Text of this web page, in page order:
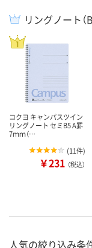
リングノート
コクヨ キャンパスツイン
リングノート セミB5 A罫
7ｍｍ（…
(11件)
￥231 （税込）
人気の絞り込み条